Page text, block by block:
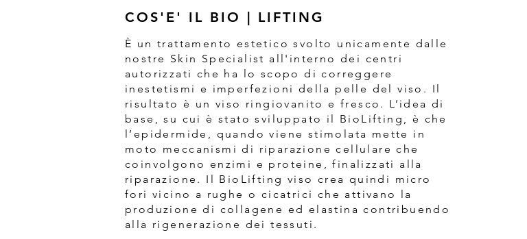
COS'E' IL BIO | LIFTING
È un trattamento estetico svolto unicamente dalle
nostre Skin Specialist all'interno dei centri
autorizzati che ha lo scopo di correggere
inestetismi e imperfezioni della pelle del viso. Il
risultato è un viso ringiovanito e fresco. L’idea di
base, su cui è stato sviluppato il BioLifting, è che
l’epidermide, quando viene stimolata mette in
moto meccanismi di riparazione cellulare che
coinvolgono enzimi e proteine, finalizzati alla
riparazione. Il BioLifting viso crea quindi micro
fori vicino a rughe o cicatrici che attivano la
produzione di collagene ed elastina contribuendo
alla rigenerazione dei tessuti.